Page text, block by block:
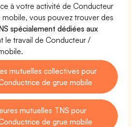
à votre activité de Conducteur
vous pouvez trouver des
spécialement dédiées aux
le travail de Conducteur /
mutuelles collectives pour
de grue mobile
mutuelles TNS pour
de grue mobile